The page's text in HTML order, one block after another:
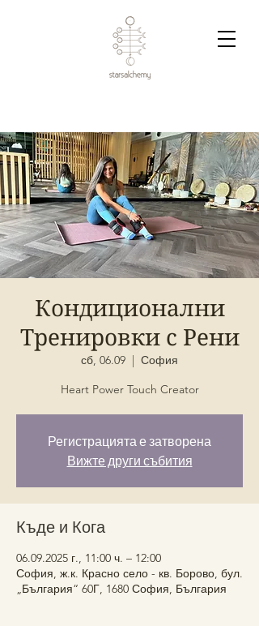
Кондиционални
Тренировки с Рени
сб, 06.09
  |
София
Heart Power Touch Creator
Регистрацията е затворена
Вижте други събития
Къде и Кога
06.09.2025 г., 11:00 ч. – 12:00
София, ж.к. Красно село - кв. Борово, бул.
„България“ 60Г, 1680 София, България